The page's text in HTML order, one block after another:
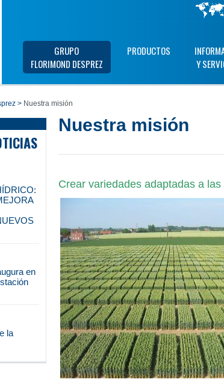
GRUPO
FLORIMOND DESPREZ
PRODUCTOS
Y
> Nuestra misión
en
la
Nuestra misión
Crear variedades adaptadas a